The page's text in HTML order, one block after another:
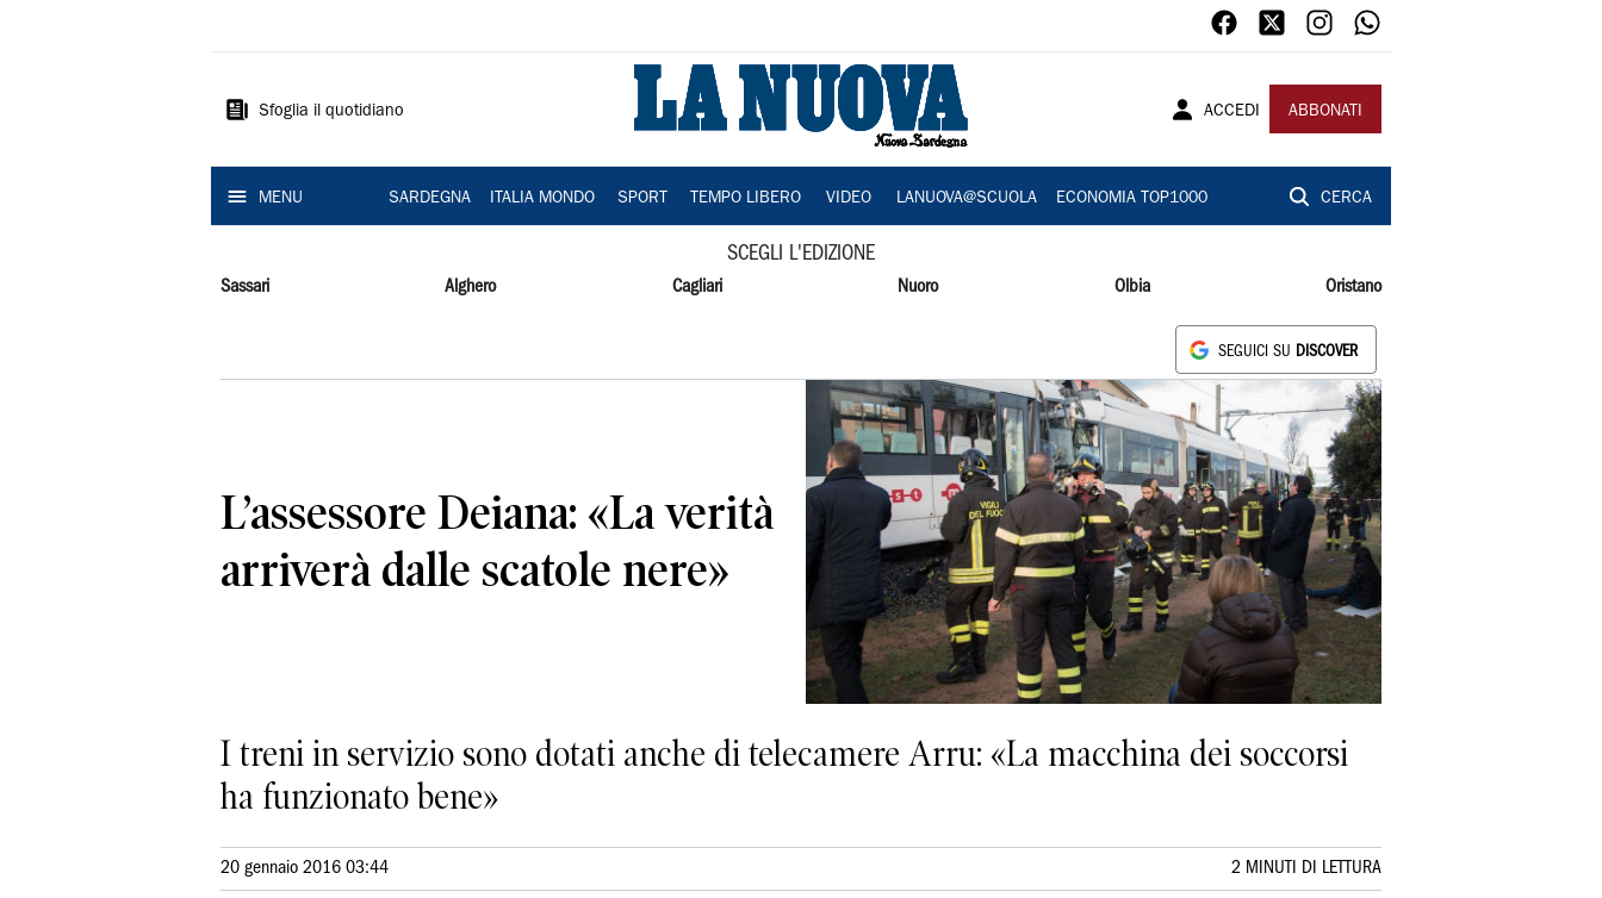
Sardegna
Sfoglia il quotidiano ACCEDI ABBONATI
MENU SARDEGNA ITALIA MONDO SPORT TEMPO LIBERO VIDEO LANUOVA@SCUOLA ECONOMIA TOP1000 CERCA
SCEGLI L'EDIZIONE
Sassari Alghero Cagliari Nuoro Olbia Oristano
SEGUICI SU DISCOVER
L’assessore Deiana: «La verità
arriverà dalle scatole nere»
I treni in servizio sono dotati anche di telecamere Arru: «La macchina dei soccorsi
ha funzionato bene»
20 gennaio 2016 03:44 2 MINUTI DI LETTURA